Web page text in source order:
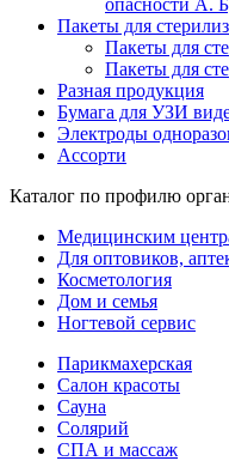
опасности А.
Пакеты для
Пакеты для
Пакеты для
Разная продукция
Бумага для УЗИ
Электроды
Ассорти
Каталог по профилю
Медицинским
Для оптовиков,
Косметология
Дом и семья
Ногтевой сервис
Парикмахерская
Салон красоты
Сауна
Солярий
СПА и массаж